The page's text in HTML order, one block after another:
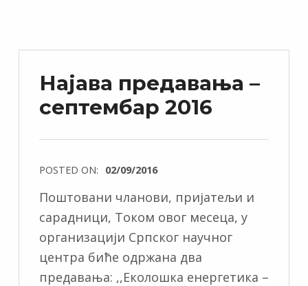
Најава предавања –
септембар 2016
POSTED ON: 02/09/2016
Поштовани чланови, пријатељи и
сарадници, Током овог месеца, у
организацији Српског научног
центра биће одржана два
предавања: ,,Еколошка енергетика –